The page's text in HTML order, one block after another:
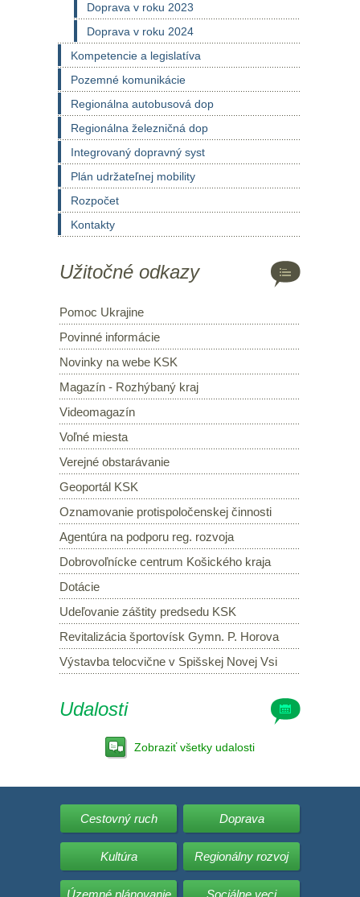
Doprava v roku 2023
Doprava v roku 2024
Kompetencie a legislatíva
Pozemné komunikácie
Regionálna autobusová dop
Regionálna železničná dop
Integrovaný dopravný syst
Plán udržateľnej mobility
Rozpočet
Kontakty
Užitočné odkazy
Pomoc Ukrajine
Povinné informácie
Novinky na webe KSK
Magazín - Rozhýbaný kraj
Videomagazín
Voľné miesta
Verejné obstarávanie
Geoportál KSK
Oznamovanie protispoločenskej činnosti
Agentúra na podporu reg. rozvoja
Dobrovoľnícke centrum Košického kraja
Dotácie
Udeľovanie záštity predsedu KSK
Revitalizácia športovísk Gymn. P. Horova
Výstavba telocvične v Spišskej Novej Vsi
Udalosti
Zobraziť všetky udalosti
Cestovný ruch Doprava
Kultúra Regionálny rozvoj
Územné plánovanie Sociálne veci